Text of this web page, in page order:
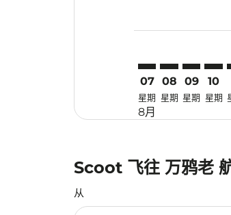
07
星期
8月
08
星期
09
星期
10
星期
Scoot 飞往 万鸦老
从